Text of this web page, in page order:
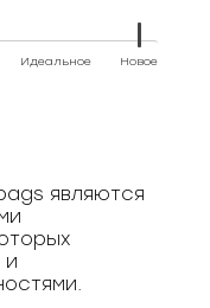
Идеальное Новое
являются
и